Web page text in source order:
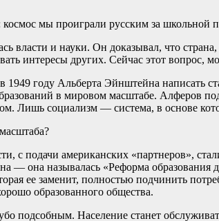
мы проиграли русским за школьной
власти и науки. Он доказывал, что
интересы других. Сейчас этот вопрос,
1949 году Альберта Эйнштейна написать
в мировом масштабе.
Лишь социализм — система, в основе
с подачи американских «партнеров»,
— она называлась «Реформа
ее заменит, полностью подчинить
образованного общества.
подсобным. Население станет